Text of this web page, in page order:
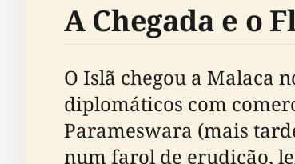
A Chegada e o
O Islã chegou a Malaca
diplomáticos com
Parameswara (mais
num farol de erudição,